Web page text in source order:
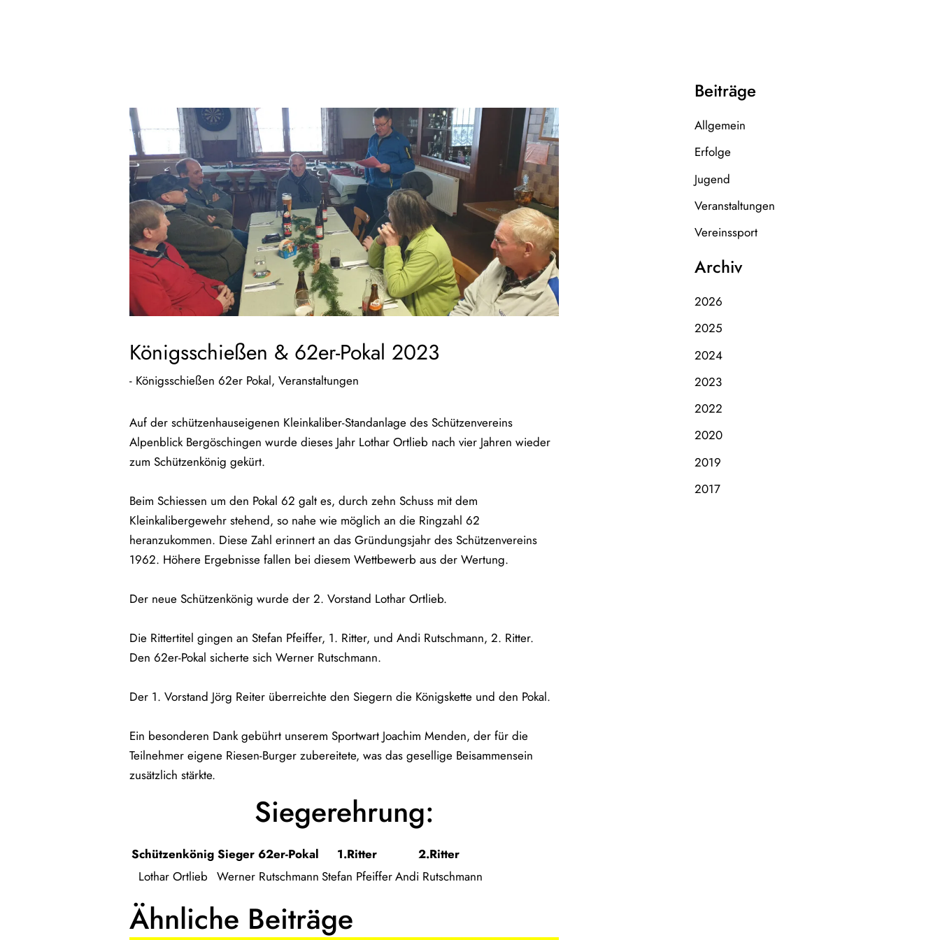
Königsschießen & 62er-Pokal 2023
- Königsschießen 62er Pokal,Veranstaltungen
Auf der schützenhauseigenen Kleinkaliber-Standanlage des Schützenvereins
Alpenblick Bergöschingen wurde dieses Jahr Lothar Ortlieb nach vier Jahren wieder
zum Schützenkönig gekürt.
Beim Schiessen um den Pokal 62 galt es, durch zehn Schuss mit dem
Kleinkalibergewehr stehend, so nahe wie möglich an die Ringzahl 62
heranzukommen. Diese Zahl erinnert an das Gründungsjahr des Schützenvereins
1962. Höhere Ergebnisse fallen bei diesem Wettbewerb aus der Wertung.
Der neue Schützenkönig wurde der 2. Vorstand Lothar Ortlieb.
Die Rittertitel gingen an Stefan Pfeiffer, 1. Ritter, und Andi Rutschmann, 2. Ritter.
Den 62er-Pokal sicherte sich Werner Rutschmann.
Der 1. Vorstand Jörg Reiter überreichte den Siegern die Königskette und den Pokal.
Ein besonderen Dank gebührt unserem Sportwart Joachim Menden, der für die
Teilnehmer eigene Riesen-Burger zubereitete, was das gesellige Beisammensein
zusätzlich stärkte.
Siegerehrung:
Schützenkönig Sieger 62er-Pokal 1.Ritter
2.Ritter
Lothar Ortlieb Werner Rutschmann Stefan PfeifferAndi Rutschmann
Ähnliche Beiträge
Beiträge
Allgemein
Erfolge
Jugend
Veranstaltungen
Vereinssport
Archiv
2026
2025
2024
2023
2022
2020
2019
2017